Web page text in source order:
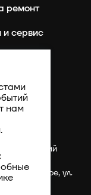
ремонт
и сервис
ул.
3Г
нам